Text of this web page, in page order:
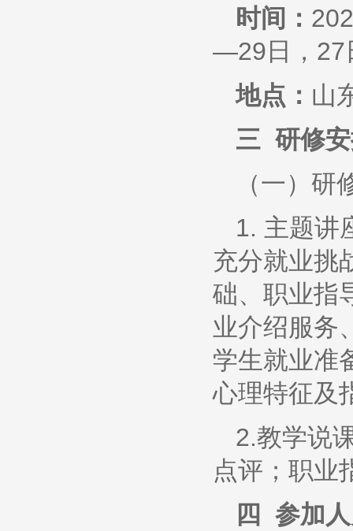
时间：
—29日，27
地点： 山
三 研修
（一）研
1. 主题讲
充分就业挑
础、职业指
业介绍服务
学生就业准
心理特征及
2.教学说
点评；职业
四 参加